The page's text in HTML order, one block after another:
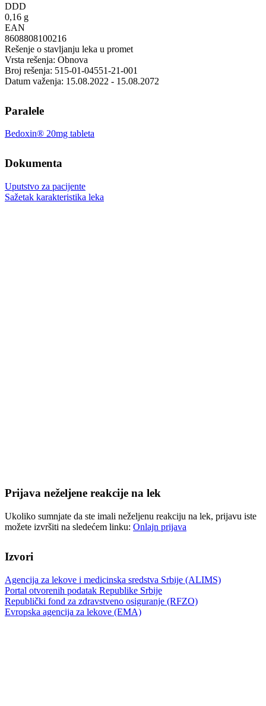
DDD
0,16 g
EAN
8608808100216
Rešenje o stavljanju leka u promet
Vrsta rešenja: Obnova
Broj rešenja: 515-01-04551-21-001
Datum važenja: 15.08.2022 - 15.08.2072
Paralele
Bedoxin® 20mg tableta
Dokumenta
Uputstvo za pacijente
Sažetak karakteristika leka
Prijava neželjene reakcije na lek
Ukoliko sumnjate da ste imali neželjenu reakciju na lek, prijavu iste
možete izvršiti na sledećem linku: Onlajn prijava
Izvori
Agencija za lekove i medicinska sredstva Srbije (ALIMS)
Portal otvorenih podatak Republike Srbije
Republički fond za zdravstveno osiguranje (RFZO)
Evropska agencija za lekove (EMA)